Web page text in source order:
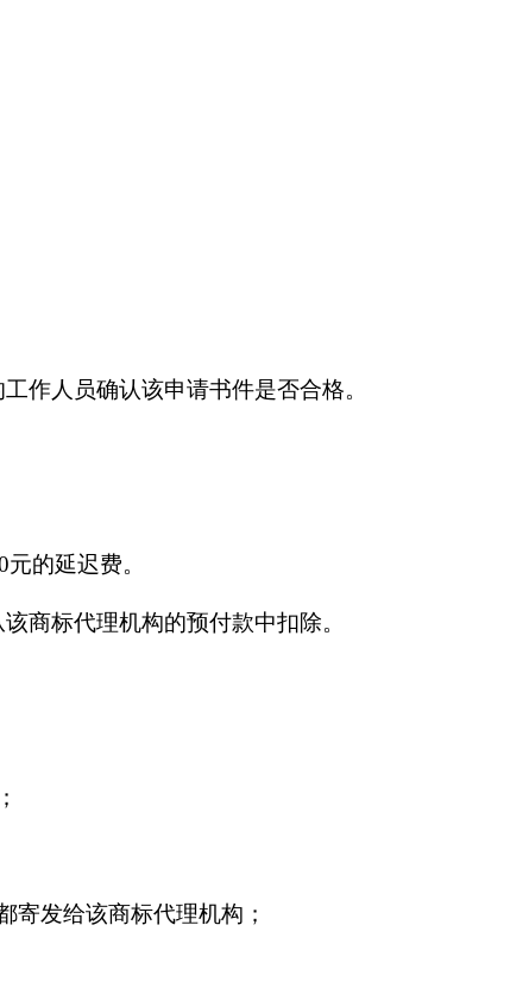
作人员确认该申请书件是否合格。
的延迟费。
商标代理机构的预付款中扣除。
寄发给该商标代理机构；